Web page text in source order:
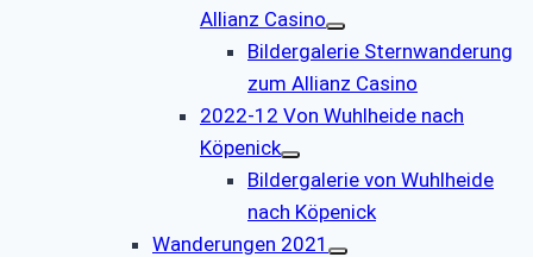
Allianz Casino
Bildergalerie Sternwanderung
zum Allianz Casino
2022-12 Von Wuhlheide nach
Köpenick
Bildergalerie von Wuhlheide
nach Köpenick
Wanderungen 2021